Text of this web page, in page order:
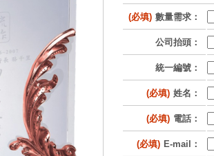
(必填) 數量需求：
公司抬頭：
統一編號：
(必填) 姓名：
(必填) 電話：
(必填) E-mail：